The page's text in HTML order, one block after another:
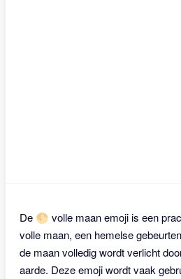
De 🌕 volle maan emoji is een
volle maan, een hemelse
de maan volledig wordt verlicht
aarde. Deze emoji wordt vaak